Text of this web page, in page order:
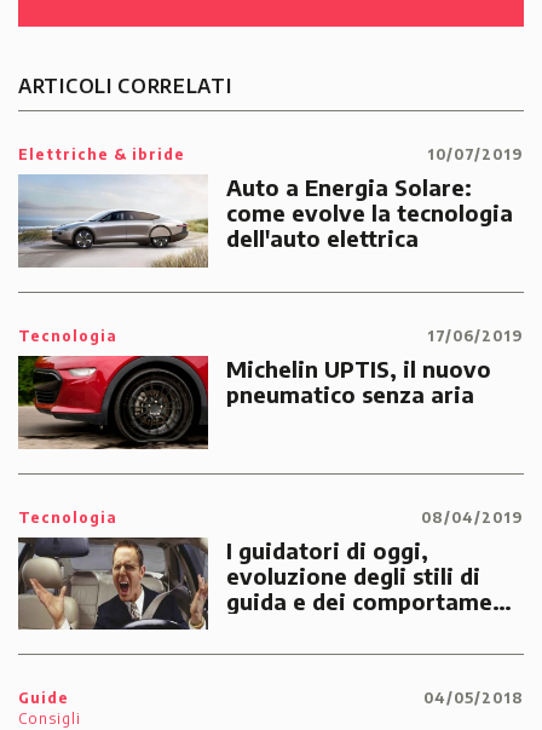
ARTICOLI CORRELATI
Elettriche & ibride 10/07/2019
Auto a Energia Solare:
come evolve la tecnologia
dell'auto elettrica
Tecnologia 17/06/2019
Michelin UPTIS, il nuovo
pneumatico senza aria
Tecnologia 08/04/2019
I guidatori di oggi,
evoluzione degli stili di
guida e dei comportamenti
Guide
Consigli
04/05/2018